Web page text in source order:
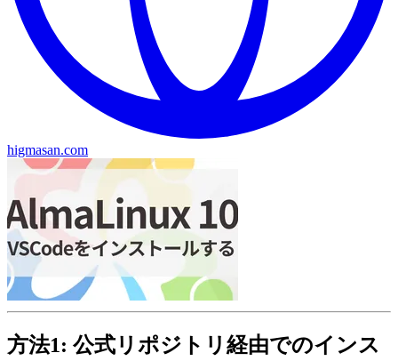
higmasan.com
方法1: 公式リポジトリ経由でのインス